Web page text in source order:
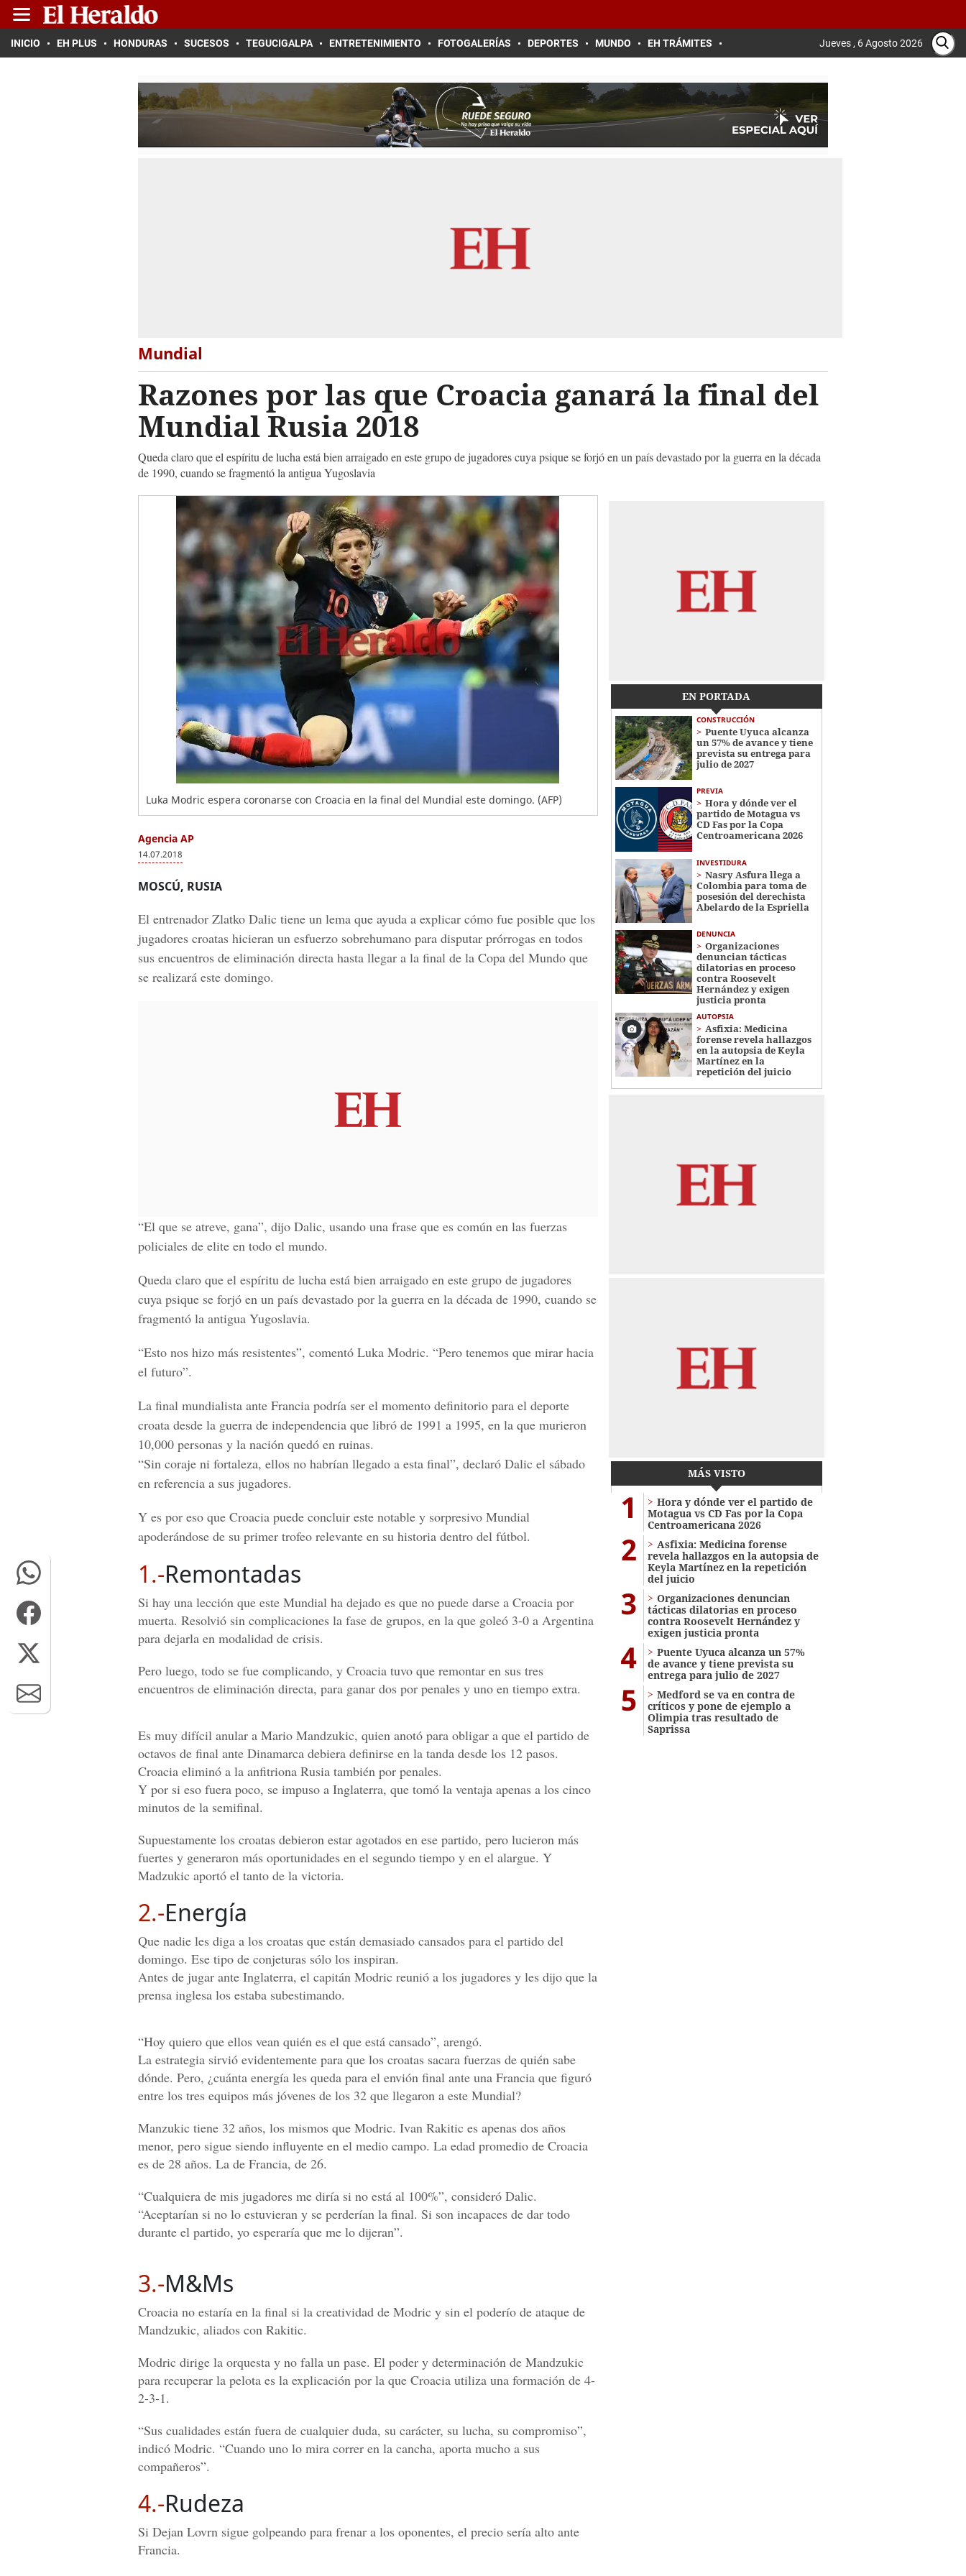
INICIO EH PLUS HONDURAS SUCESOS TEGUCIGALPA ENTRETENIMIENTO FOTOGALERÍAS DEPORTES MUNDO EH TRÁMITES Jueves , 6 Agosto 2026
Mundial
Razones por las que Croacia ganará la final del
Mundial Rusia 2018
Queda claro que el espíritu de lucha está bien arraigado en este grupo de jugadores cuya psique se forjó en un país devastado por la guerra en la década
de 1990, cuando se fragmentó la antigua Yugoslavia
Luka Modric espera coronarse con Croacia en la final del Mundial este domingo. (AFP)
Agencia AP
14.07.2018
MOSCÚ, RUSIA
El entrenador Zlatko Dalic tiene un lema que ayuda a explicar cómo fue posible que los
jugadores croatas hicieran un esfuerzo sobrehumano para disputar prórrogas en todos
sus encuentros de eliminación directa hasta llegar a la final de la Copa del Mundo que
se realizará este domingo.
“El que se atreve, gana”, dijo Dalic, usando una frase que es común en las fuerzas
policiales de elite en todo el mundo.
Queda claro que el espíritu de lucha está bien arraigado en este grupo de jugadores
cuya psique se forjó en un país devastado por la guerra en la década de 1990, cuando se
fragmentó la antigua Yugoslavia.
“Esto nos hizo más resistentes”, comentó Luka Modric. “Pero tenemos que mirar hacia
el futuro”.
La final mundialista ante Francia podría ser el momento definitorio para el deporte
croata desde la guerra de independencia que libró de 1991 a 1995, en la que murieron
10,000 personas y la nación quedó en ruinas.
“Sin coraje ni fortaleza, ellos no habrían llegado a esta final”, declaró Dalic el sábado
en referencia a sus jugadores.
Y es por eso que Croacia puede concluir este notable y sorpresivo Mundial
apoderándose de su primer trofeo relevante en su historia dentro del fútbol.
1.-Remontadas
Si hay una lección que este Mundial ha dejado es que no puede darse a Croacia por
muerta. Resolvió sin complicaciones la fase de grupos, en la que goleó 3-0 a Argentina
para dejarla en modalidad de crisis.
Pero luego, todo se fue complicando, y Croacia tuvo que remontar en sus tres
encuentros de eliminación directa, para ganar dos por penales y uno en tiempo extra.
Es muy difícil anular a Mario Mandzukic, quien anotó para obligar a que el partido de
octavos de final ante Dinamarca debiera definirse en la tanda desde los 12 pasos.
Croacia eliminó a la anfitriona Rusia también por penales.
Y por si eso fuera poco, se impuso a Inglaterra, que tomó la ventaja apenas a los cinco
minutos de la semifinal.
Supuestamente los croatas debieron estar agotados en ese partido, pero lucieron más
fuertes y generaron más oportunidades en el segundo tiempo y en el alargue. Y
Madzukic aportó el tanto de la victoria.
2.-Energía
Que nadie les diga a los croatas que están demasiado cansados para el partido del
domingo. Ese tipo de conjeturas sólo los inspiran.
Antes de jugar ante Inglaterra, el capitán Modric reunió a los jugadores y les dijo que la
prensa inglesa los estaba subestimando.
“Hoy quiero que ellos vean quién es el que está cansado”, arengó.
La estrategia sirvió evidentemente para que los croatas sacara fuerzas de quién sabe
dónde. Pero, ¿cuánta energía les queda para el envión final ante una Francia que figuró
entre los tres equipos más jóvenes de los 32 que llegaron a este Mundial?
Manzukic tiene 32 años, los mismos que Modric. Ivan Rakitic es apenas dos años
menor, pero sigue siendo influyente en el medio campo. La edad promedio de Croacia
es de 28 años. La de Francia, de 26.
“Cualquiera de mis jugadores me diría si no está al 100%”, consideró Dalic.
“Aceptarían si no lo estuvieran y se perderían la final. Si son incapaces de dar todo
durante el partido, yo esperaría que me lo dijeran”.
3.-M&Ms
Croacia no estaría en la final si la creatividad de Modric y sin el poderío de ataque de
Mandzukic, aliados con Rakitic.
Modric dirige la orquesta y no falla un pase. El poder y determinación de Mandzukic
para recuperar la pelota es la explicación por la que Croacia utiliza una formación de 4-
2-3-1.
“Sus cualidades están fuera de cualquier duda, su carácter, su lucha, su compromiso”,
indicó Modric. “Cuando uno lo mira correr en la cancha, aporta mucho a sus
compañeros”.
4.-Rudeza
Si Dejan Lovrn sigue golpeando para frenar a los oponentes, el precio sería alto ante
Francia.
EN PORTADA
CONSTRUCCIÓN
Puente Uyuca alcanza
un 57% de avance y tiene
prevista su entrega para
julio de 2027
PREVIA
Hora y dónde ver el
partido de Motagua vs
CD Fas por la Copa
Centroamericana 2026
INVESTIDURA
Nasry Asfura llega a
Colombia para toma de
posesión del derechista
Abelardo de la Espriella
DENUNCIA
Organizaciones
denuncian tácticas
dilatorias en proceso
contra Roosevelt
Hernández y exigen
justicia pronta
AUTOPSIA
Asfixia: Medicina
forense revela hallazgos
en la autopsia de Keyla
Martínez en la
repetición del juicio
MÁS VISTO
1
Hora y dónde ver el partido de
Motagua vs CD Fas por la Copa
Centroamericana 2026
2
Asfixia: Medicina forense
revela hallazgos en la autopsia de
Keyla Martínez en la repetición
del juicio
3
Organizaciones denuncian
tácticas dilatorias en proceso
contra Roosevelt Hernández y
exigen justicia pronta
4
Puente Uyuca alcanza un 57%
de avance y tiene prevista su
entrega para julio de 2027
5
Medford se va en contra de
críticos y pone de ejemplo a
Olimpia tras resultado de
Saprissa